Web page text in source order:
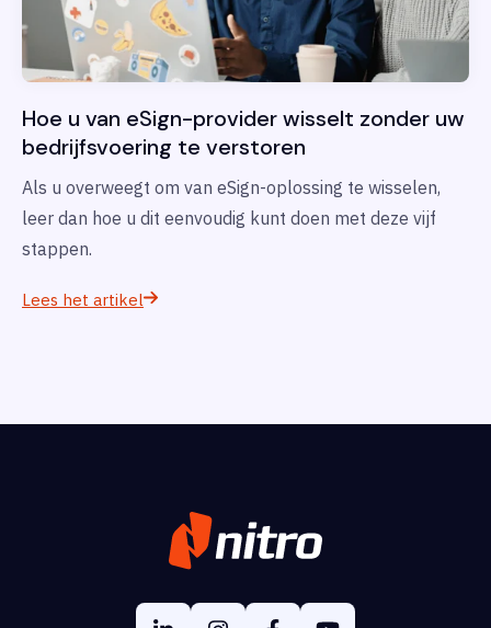
Hoe u van eSign-provider wisselt zonder uw
bedrijfsvoering te verstoren
Als u overweegt om van eSign-oplossing te wisselen,
leer dan hoe u dit eenvoudig kunt doen met deze vijf
stappen.
Lees het artikel